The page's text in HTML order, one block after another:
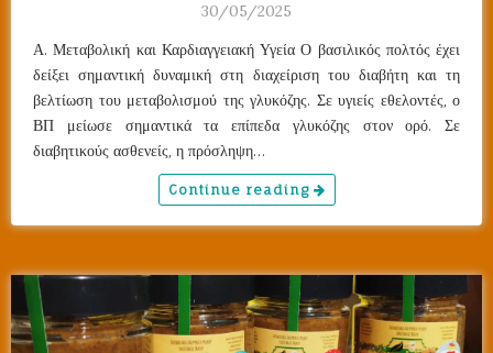
30/05/2025
Α. Μεταβολική και Καρδιαγγειακή Υγεία Ο βασιλικός πολτός έχει
δείξει σημαντική δυναμική στη διαχείριση του διαβήτη και τη
βελτίωση του μεταβολισμού της γλυκόζης. Σε υγιείς εθελοντές, ο
ΒΠ μείωσε σημαντικά τα επίπεδα γλυκόζης στον ορό. Σε
διαβητικούς ασθενείς, η πρόσληψη…
Continue reading